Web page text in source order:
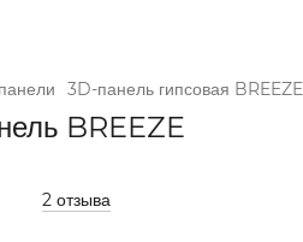
3D-панель гипсовая
BREEZE
2 отзыва